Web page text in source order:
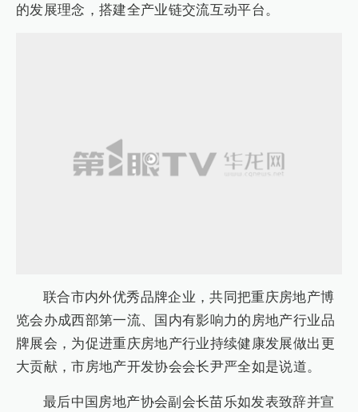
的发展理念，搭建全产业链交流互动平台。
联合市内外优秀品牌企业，共同把重庆房地产博
览会办成西部第一流、国内有影响力的房地产行业品
牌展会，为促进重庆房地产行业持续健康发展做出更
大贡献，市房地产开发协会会长尹严全如是说道。
最后中国房地产协会副会长苗乐如发表致辞并宣